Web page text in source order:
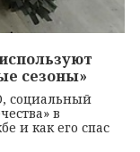
сезоны»
социальный
в
и как его спас